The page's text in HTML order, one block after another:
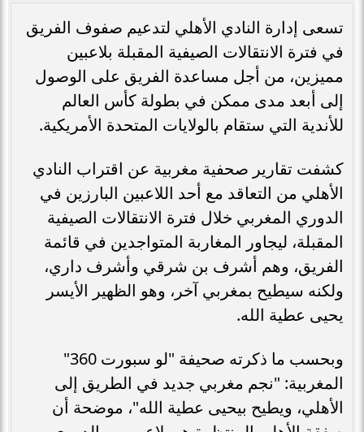
تسعى إدارة النادي الأهلي لتدعيم صفوف الفريق
في فترة الانتقالات الصيفية المقبلة بلاعبين
مميزين، من أجل مساعدة الفريق على الوصول
إلى أبعد مدى ممكن في بطولة كأس العالم
للأندية التي ستقام بالولايات المتحدة الأمريكية.
كشفت تقارير صحفية مغربية عن اقتراب النادي
الأهلي من التعاقد مع أحد اللاعبين البارزين في
الدوري المغربي خلال فترة الانتقالات الصيفية
المقبلة، ليجاور المغاربة المتواجدين في قائمة
الفريق، وهم أشرف بن شرقي وأشرف داري،
ولكنه سيطيح بمغربي آخر، وهو الظهير الأيسر
يحيى عطية الله.
وبحسب ما ذكرته صحيفة "لو سبورت 360"
المغربية: "نجم مغربي جديد في الطريق إلى
الأهلي، ويطيح بيحيى عطية الله"، موضحة أن